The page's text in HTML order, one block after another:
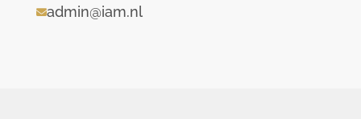
admin@iam.nl